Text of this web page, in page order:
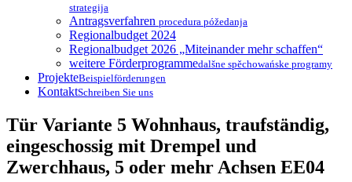
strategija
Antragsverfahren procedura póžedanja
Regionalbudget 2024
Regionalbudget 2026 „Miteinander mehr schaffen“
weitere Förderprogrammedalšne spěchowańske programy
ProjekteBeispielförderungen
KontaktSchreiben Sie uns
Tür Variante 5 Wohnhaus, traufständig,
eingeschossig mit Drempel und
Zwerchhaus, 5 oder mehr Achsen EE04